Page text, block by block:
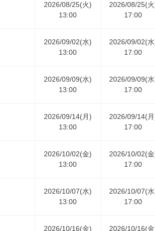
2026/08/25(火)
13:00
2026/08/25(
17:00
2026/09/02(水)
13:00
2026/09/02(
17:00
2026/09/09(水)
13:00
2026/09/09(
17:00
2026/09/14(月)
13:00
2026/09/14(
17:00
2026/10/02(金)
13:00
2026/10/02(
17:00
2026/10/07(水)
13:00
2026/10/07(
17:00
2026/10/16(金) 2026/10/16(